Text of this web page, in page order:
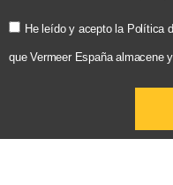
He leído y acepto la Política
que Vermeer España almacene